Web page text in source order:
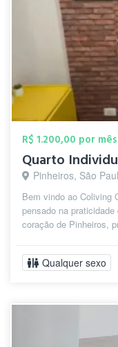
R$ 1.200,00 por mês
Quarto
Pinheiros, São
Bem vindo ao Coliving
pensado na
coração de Pinheiros,
Qualquer sexo